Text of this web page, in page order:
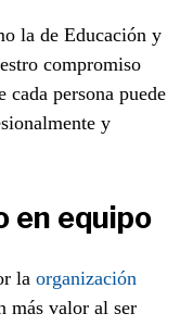
la de Educación y
compromiso
cada persona puede
y
en equipo
laorganización
más valor al ser